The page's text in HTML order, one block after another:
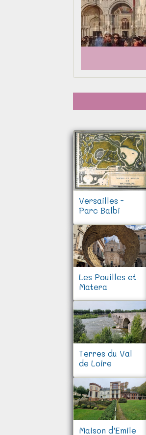
Versailles -
Parc Balbi
Les Pouilles et
Matera
Terres du Val
de Loire
Maison d'Emile